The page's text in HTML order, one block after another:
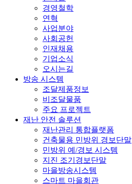
경영철학
연혁
사업분야
사회공헌
인재채용
기업소식
오시는길
방송 시스템
조달제품정보
비조달물품
주요 프로젝트
재난 안전 솔루션
재난관리 통합플랫폼
건축물용 민방위 경보단말
민방위 예/경보 시스템
지진 조기경보단말
마을방송시스템
스마트 마을회관